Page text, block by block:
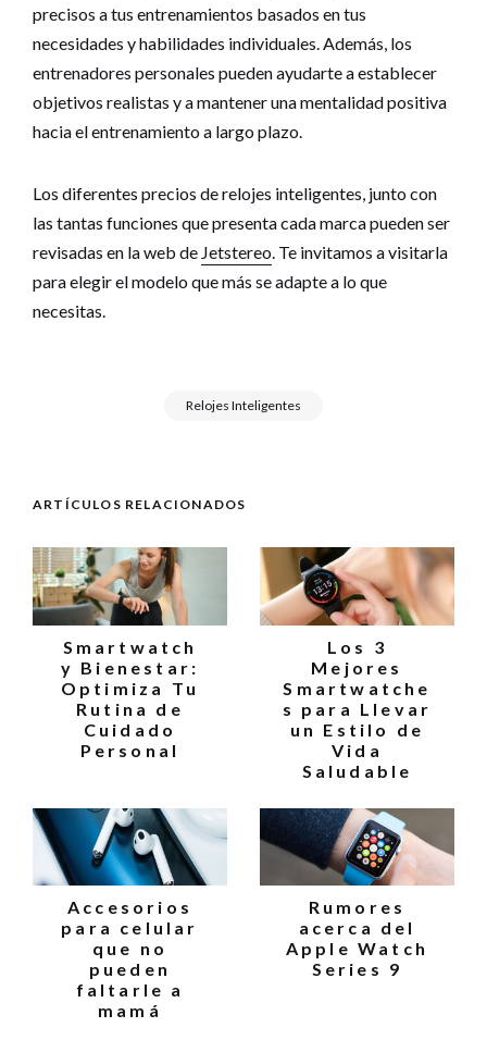
precisos a tus entrenamientos basados en tus
necesidades y habilidades individuales. Además, los
entrenadores personales pueden ayudarte a establecer
objetivos realistas y a mantener una mentalidad positiva
hacia el entrenamiento a largo plazo.
Los diferentes precios de relojes inteligentes, junto con
las tantas funciones que presenta cada marca pueden ser
revisadas en la web de Jetstereo. Te invitamos a visitarla
para elegir el modelo que más se adapte a lo que
necesitas.
Relojes Inteligentes
ARTÍCULOS RELACIONADOS
Smartwatch
y Bienestar:
Optimiza Tu
Rutina de
Cuidado
Personal
Los 3
Mejores
Smartwatche
s para Llevar
un Estilo de
Vida
Saludable
Accesorios
para celular
que no
pueden
faltarle a
mamá
Rumores
acerca del
Apple Watch
Series 9